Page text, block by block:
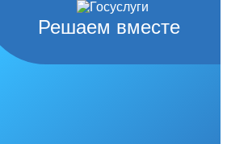
Решаем вместе